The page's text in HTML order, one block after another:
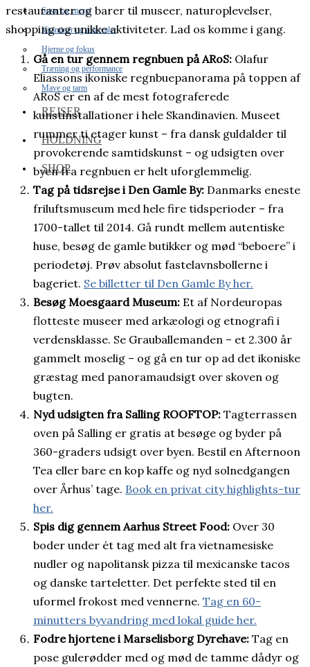
Søvn og energi
Vitaminer og mineraler
Hjerne og fokus
Træning og performance
Mave og tarm
REJSER
HOLDNING
SHOP
restauranter og barer til museer, naturoplevelser,
shopping og unikke aktiviteter. Lad os komme i gang.
Gå en tur gennem regnbuen på ARoS: Olafur
Eliassons ikoniske regnbuepanorama på toppen af
ARoS er en af de mest fotograferede
kunstinstallationer i hele Skandinavien. Museet
rummer ti etager kunst – fra dansk guldalder til
provokerende samtidskunst – og udsigten over
byen fra regnbuen er helt uforglemmelig.
Tag på tidsrejse i Den Gamle By: Danmarks eneste
friluftsmuseum med hele fire tidsperioder – fra
1700-tallet til 2014. Gå rundt mellem autentiske
huse, besøg de gamle butikker og mød “beboere” i
periodetøj. Prøv absolut fastelavnsbollerne i
bageriet. Se billetter til Den Gamle By her.
Besøg Moesgaard Museum: Et af Nordeuropas
flotteste museer med arkæologi og etnografi i
verdensklasse. Se Grauballemanden – et 2.300 år
gammelt moselig – og gå en tur op ad det ikoniske
græstag med panoramaudsigt over skoven og
bugten.
Nyd udsigten fra Salling ROOFTOP: Tagterrassen
oven på Salling er gratis at besøge og byder på
360-graders udsigt over byen. Bestil en Afternoon
Tea eller bare en kop kaffe og nyd solnedgangen
over Århus’ tage. Book en privat city highlights-tur
her.
Spis dig gennem Aarhus Street Food: Over 30
boder under ét tag med alt fra vietnamesiske
nudler og napolitansk pizza til mexicanske tacos
og danske tarteletter. Det perfekte sted til en
uformel frokost med vennerne. Tag en 60-
minutters byvandring med lokal guide her.
Fodre hjortene i Marselisborg Dyrehave: Tag en
pose gulerødder med og mød de tamme dådyr og